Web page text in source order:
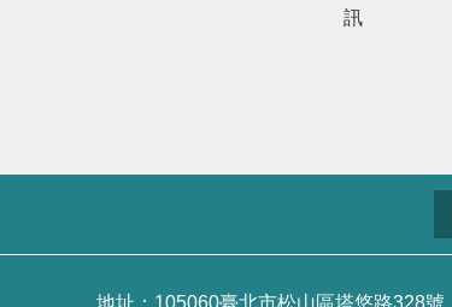
訊
地址：105060臺北市松山區塔悠路328號